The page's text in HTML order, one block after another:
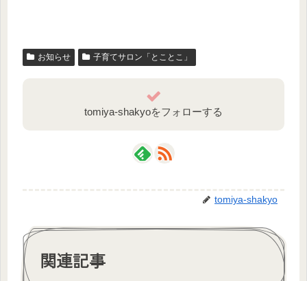
お知らせ 子育てサロン「とことこ」
tomiya-shakyoをフォローする
tomiya-shakyo
関連記事